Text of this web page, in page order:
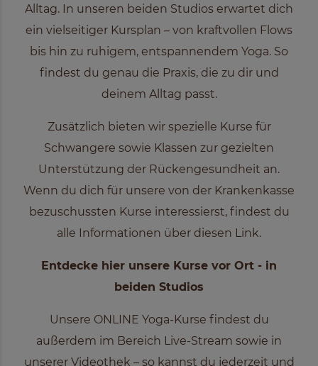
Alltag. In unseren beiden Studios erwartet dich
ein vielseitiger Kursplan – von kraftvollen Flows
bis hin zu ruhigem, entspannendem Yoga. So
findest du genau die Praxis, die zu dir und
deinem Alltag passt.
Zusätzlich bieten wir spezielle Kurse für
Schwangere sowie Klassen zur gezielten
Unterstützung der Rückengesundheit an.
Wenn du dich für unsere von der Krankenkasse
bezuschussten Kurse interessierst, findest du
alle Informationen über diesen Link.
Entdecke hier unsere Kurse vor Ort - in
beiden Studios
Unsere ONLINE Yoga-Kurse findest du
außerdem im Bereich Live-Stream sowie in
unserer Videothek – so kannst du jederzeit und